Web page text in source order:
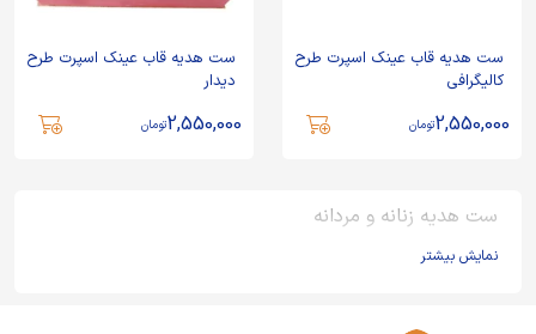
ست هدیه قاب عینک اسپرت طرح
کالیگرافی
2,550,000تومان
ست هدیه قاب عینک اسپرت طرح
دیدار
2,550,000تومان
ست هدیه زنانه و مردانه
نمایش بیشتر